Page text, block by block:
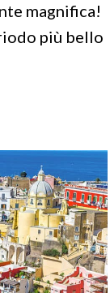
magnifica!
più bello